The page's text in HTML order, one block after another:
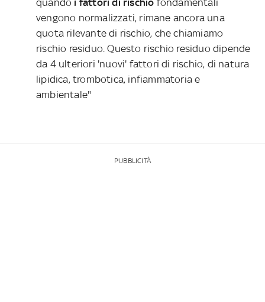
vengono normalizzati, rimane ancora una
quota rilevante di rischio, che chiamiamo
rischio residuo. Questo rischio residuo dipende
da 4 ulteriori 'nuovi' fattori di rischio, di natura
lipidica, trombotica, infiammatoria e
ambientale"
PUBBLICITÀ